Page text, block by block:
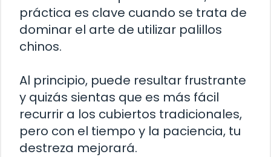
práctica es clave cuando se trata de
dominar el arte de utilizar palillos
chinos.
Al principio, puede resultar frustrante
y quizás sientas que es más fácil
recurrir a los cubiertos tradicionales,
pero con el tiempo y la paciencia, tu
destreza mejorará.